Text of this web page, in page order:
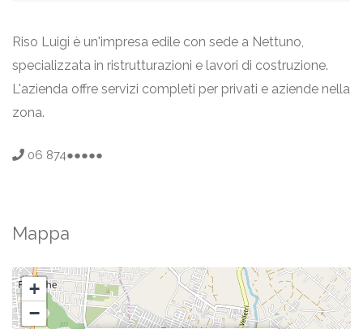
Riso Luigi è un'impresa edile con sede a Nettuno,
specializzata in ristrutturazioni e lavori di costruzione.
L'azienda offre servizi completi per privati e aziende nella
zona.
06 874●●●●●
Mappa
+
−